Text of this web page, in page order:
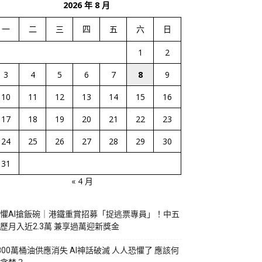
2026 年 8 月
一 二 三 四 五 六 日
1
2
3
4 5 6 7 8
9
10
11 12 13 14 15
16
17
18 19 20 21 22
23
24
25 26 27 28 29
30
31
« 4 月
AI搶飯碗｜港鐵重賞招募「捉逃票專員」！中五
月入近2.3萬 兼享過萬迎新獎金
萬桶油供應消失 AI神話破滅 人人恐懼了 應該何